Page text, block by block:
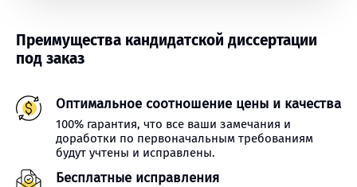
Преимущества кандидатской диссертации
под заказ
Оптимальное соотношение цены и качества
100% гарантия, что все ваши замечания и
доработки по первоначальным требованиям
будут учтены и исправлены.
Бесплатные исправления